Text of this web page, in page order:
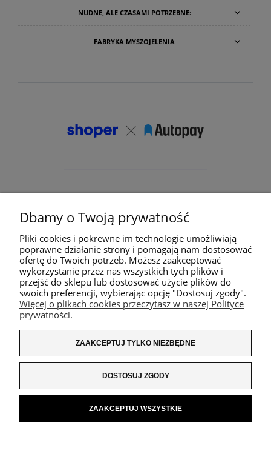
NUDNE, ALE CZASAMI POTRZEBNE:
FABRYKA MYSZOJELENIA
Dbamy o Twoją prywatność
Pliki cookies i pokrewne im technologie umożliwiają
poprawne działanie strony i pomagają nam dostosować
ofertę do Twoich potrzeb. Możesz zaakceptować
wykorzystanie przez nas wszystkich tych plików i
przejść do sklepu lub dostosować użycie plików do
swoich preferencji, wybierając opcję "Dostosuj zgody".
Więcej o plikach cookies przeczytasz w naszej Polityce
prywatności.
ZAAKCEPTUJ TYLKO NIEZBĘDNE
DOSTOSUJ ZGODY
ZAAKCEPTUJ WSZYSTKIE